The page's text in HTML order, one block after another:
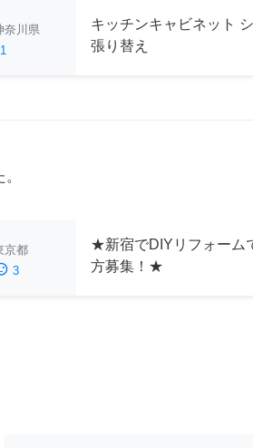
奈川県
1
キッチンキャビネット
張り替え
京都
3
★新宿でDIYリフォーム
方募集！★